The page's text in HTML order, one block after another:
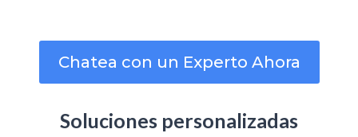
Chatea con un Experto Ahora
Soluciones personalizadas